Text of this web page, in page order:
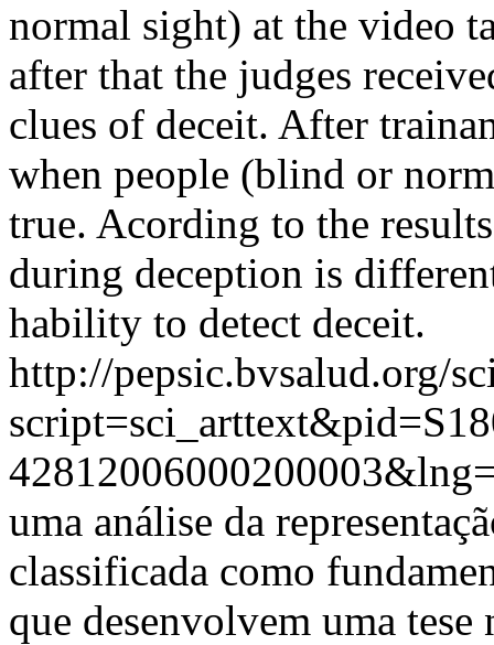
normal sight) at the video
after that the judges
clues of deceit. After
when people (blind or
true. Acording to the
during deception is
hability to detect deceit.
http://pepsic.bvsalud.org/
uma análise da
classificada como
que desenvolvem uma tese